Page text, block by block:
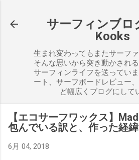
サーフィンブロ
Kooks
生まれ変わってもまたサーファ
そんな思いから突き動かされる
サーフィンライフを送ってい
ート、サーフボードレビュー
ど幅広くブログにして
【エコサーフワックス】
包んでいる訳と、作った経
6月 04, 2018